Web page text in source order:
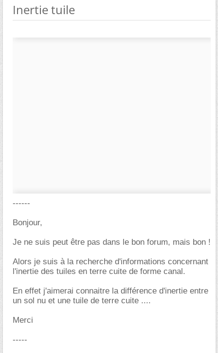
Inertie tuile
------
Bonjour,
Je ne suis peut être pas dans le bon forum, mais bon !
Alors je suis à la recherche d'informations concernant
l'inertie des tuiles en terre cuite de forme canal.
En effet j'aimerai connaitre la différence d'inertie entre
un sol nu et une tuile de terre cuite ....
Merci
-----